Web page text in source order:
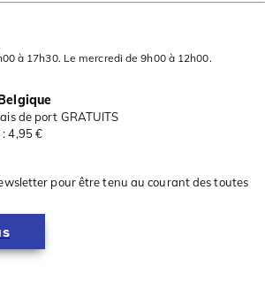
à 17h30. Le mercredi de 9h00 à 12h00.
de port GRATUITS
4,95 €
pour être tenu au courant des toutes